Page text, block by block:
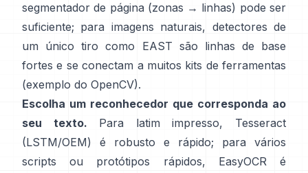
segmentador de página (zonas → linhas) pode ser
suficiente; para imagens naturais, detectores de
um único tiro como
EAST são linhas de base
fortes e se conectam a muitos kits de ferramentas
(exemplo do OpenCV).
Escolha um reconhecedor que corresponda ao
seu texto. Para latim impresso,
Tesseract
(LSTM/OEM)
é robusto e rápido; para vários
scripts ou protótipos rápidos,
EasyOCR
é